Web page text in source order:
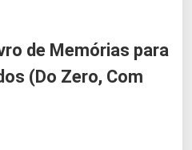
de Memórias para
(Do Zero, Com